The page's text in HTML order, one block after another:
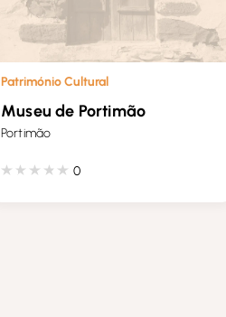
Património Cultural
Museu de Portimão
Portimão
0